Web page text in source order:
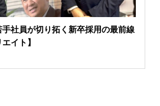
手社員が切り拓く新卒採用の最前線
イト】